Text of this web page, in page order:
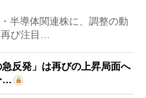
半導体関連株に、調整の動
び注目…
反発」は再びの上昇局面へ
…